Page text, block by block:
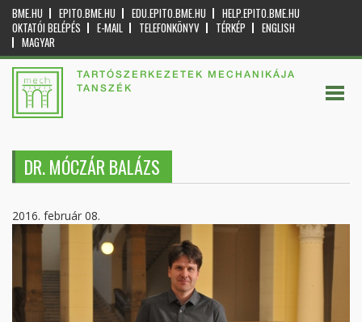
BME.HU EPITO.BME.HU EDU.EPITO.BME.HU
HELP.EPITO.BME.HU
OKTATÓI BELÉPÉS
E-MAIL TELEFONKÖNYV TÉRKÉP
ENGLISH
MAGYAR
TARTÓSZERKEZETEK MECHANIKÁJA
TANSZÉK
DR. MÓCZÁR BALÁZS
2016. február 08.